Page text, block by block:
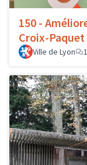
150 -
Croix-Paquet
Ville de Lyon 1